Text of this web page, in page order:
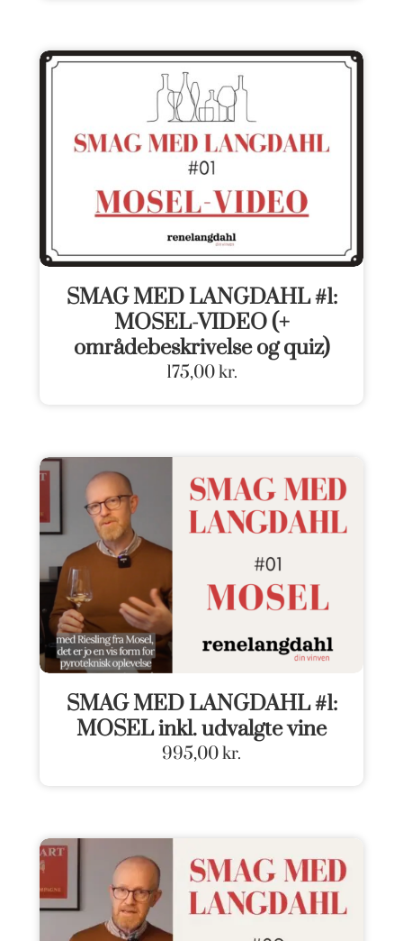
SMAG MED LANGDAHL #1:
MOSEL-VIDEO (+
områdebeskrivelse og quiz)
175,00kr.
SMAG MED LANGDAHL #1:
MOSEL inkl. udvalgte vine
995,00kr.